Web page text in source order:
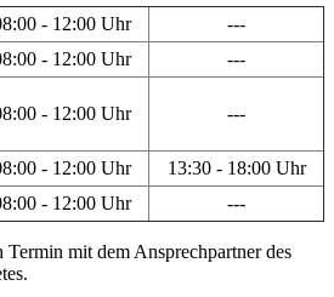
- 12:00 Uhr
---
- 12:00 Uhr ---
- 12:00 Uhr ---
- 12:00 Uhr
13:30 - 18:00 Uhr
- 12:00 Uhr ---
Termin mit dem Ansprechpartner des